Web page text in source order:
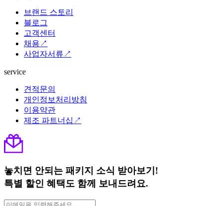
브랜드 스토리
블로그
고객센터
채용↗
사업자서류↗
service
견적문의
개인정보처리방침
이용약관
제조 파트너십↗
놓치면 안되는 패키지 소식 받아보기!
특별 할인 혜택도 함께 보내드려요.